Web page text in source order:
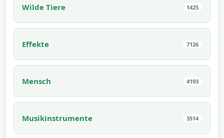
Wilde Tiere 1425
Effekte 7126
Mensch 4193
Musikinstrumente 3514